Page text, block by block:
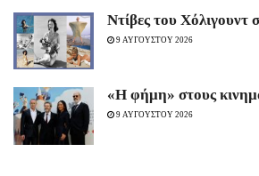
Ντίβες του Χόλιγουντ
9 ΑΥΓΟΥΣΤΟΥ 2026
«H φήμη» στους
9 ΑΥΓΟΥΣΤΟΥ 2026